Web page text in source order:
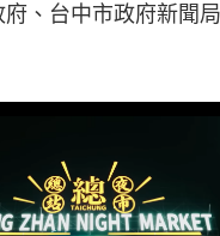
、台中市政府新聞